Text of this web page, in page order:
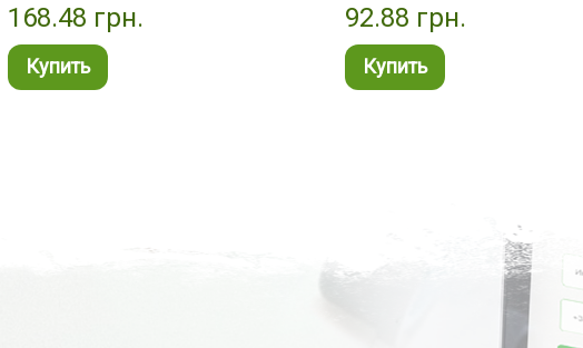
168.48 грн.
Купить
92.88 грн.
Купить